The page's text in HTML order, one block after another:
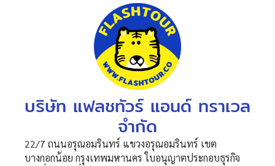
บริษัท แฟลชทัวร์ แอนด์ ทราเวล
จำกัด
22/7 ถนนอรุณอมรินทร์ แขวงอรุณอมรินทร์ เขต
บางกอกน้อย กรุงเทพมหานคร ใบอนุญาตประกอบธุรกิจ